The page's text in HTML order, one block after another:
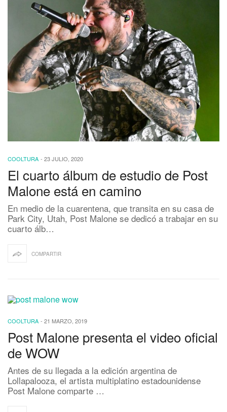
COOLTURA - 23 JULIO, 2020
El cuarto álbum de estudio de Post
Malone está en camino
En medio de la cuarentena, que transita en su casa de
Park City, Utah, Post Malone se dedicó a trabajar en su
cuarto álb…
COMPARTIR
COOLTURA - 21 MARZO, 2019
Post Malone presenta el video oficial
de WOW
Antes de su llegada a la edición argentina de
Lollapalooza, el artista multiplatino estadounidense
Post Malone comparte …